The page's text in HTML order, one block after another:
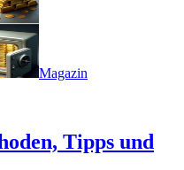
Magazin
Tipps und